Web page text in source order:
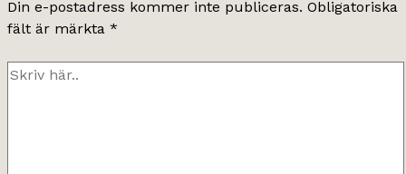
Din e-postadress kommer inte publiceras. Obligatoriska
fält är märkta *
Skriv